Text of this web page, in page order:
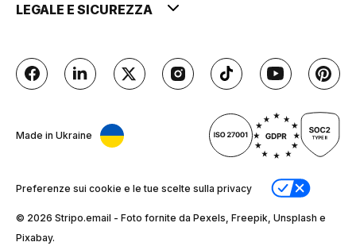
LEGALE E SICUREZZA
Made in Ukraine
Preferenze sui cookie e le tue scelte sulla privacy
© 2026 Stripо.email - Foto fornite da Pexels, Freepik, Unsplash e
Pixabay.